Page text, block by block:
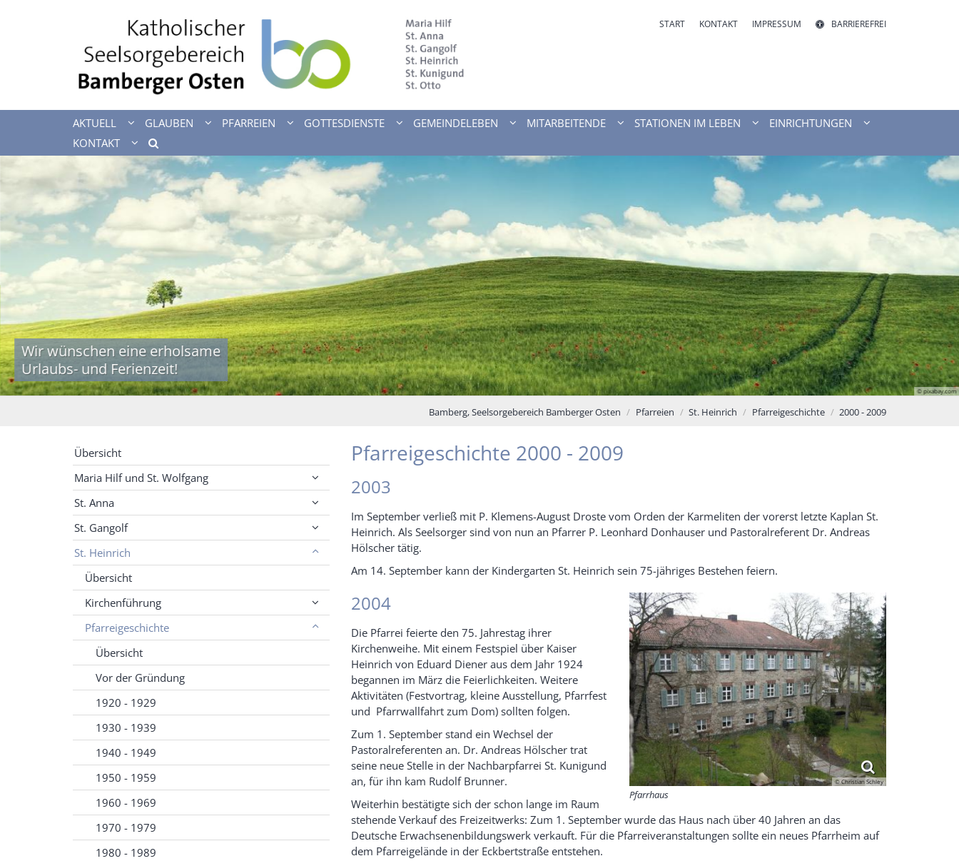
START KONTAKT IMPRESSUM BARRIEREFREI
AKTUELL GLAUBEN PFARREIEN GOTTESDIENSTE GEMEINDELEBEN MITARBEITENDE STATIONEN IM LEBEN
EINRICHTUNGEN
KONTAKT
© pixabay.com
Wir wünschen eine erholsame
Urlaubs- und Ferienzeit!
Bamberg, Seelsorgebereich Bamberger Osten Pfarreien St. Heinrich Pfarreigeschichte 2000 - 2009
Pfarreigeschichte 2000 - 2009
2003
Im September verließ mit P. Klemens-August Droste vom Orden der Karmeliten der vorerst letzte Kaplan St.
Heinrich. Als Seelsorger sind von nun an Pfarrer P. Leonhard Donhauser und Pastoralreferent Dr. Andreas
Hölscher tätig.
Am 14. September kann der Kindergarten St. Heinrich sein 75-jähriges Bestehen feiern.
© Christian Schley
Pfarrhaus
2004
Die Pfarrei feierte den 75. Jahrestag ihrer
Kirchenweihe. Mit einem Festspiel über Kaiser
Heinrich von Eduard Diener aus dem Jahr 1924
begannen im März die Feierlichkeiten. Weitere
Aktivitäten (Festvortrag, kleine Ausstellung, Pfarrfest
und Pfarrwallfahrt zum Dom) sollten folgen.
Zum 1. September stand ein Wechsel der
Pastoralreferenten an. Dr. Andreas Hölscher trat
seine neue Stelle in der Nachbarpfarrei St. Kunigund
an, für ihn kam Rudolf Brunner.
Weiterhin bestätigte sich der schon lange im Raum
stehende Verkauf des Freizeitwerks: Zum 1. September wurde das Haus nach über 40 Jahren an das
Deutsche Erwachsenenbildungswerk verkauft. Für die Pfarreiveranstaltungen sollte ein neues Pfarrheim auf
dem Pfarreigelände in der Eckbertstraße entstehen.
Übersicht
Maria Hilf und St. Wolfgang
St. Anna
St. Gangolf
St. Heinrich
Übersicht
Kirchenführung
Pfarreigeschichte
Übersicht
Vor der Gründung
1920 - 1929
1930 - 1939
1940 - 1949
1950 - 1959
1960 - 1969
1970 - 1979
1980 - 1989